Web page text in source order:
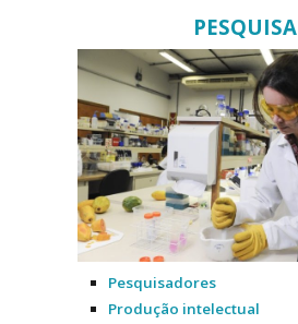
PESQUISA
Pesquisadores
Produção intelectual